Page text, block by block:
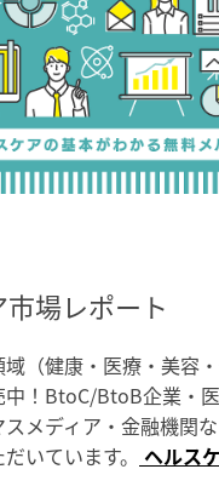
場レポート
（健康・医療・美容
！BtoC/BtoB企業・
メディア・金融機関
いています。 ヘルス